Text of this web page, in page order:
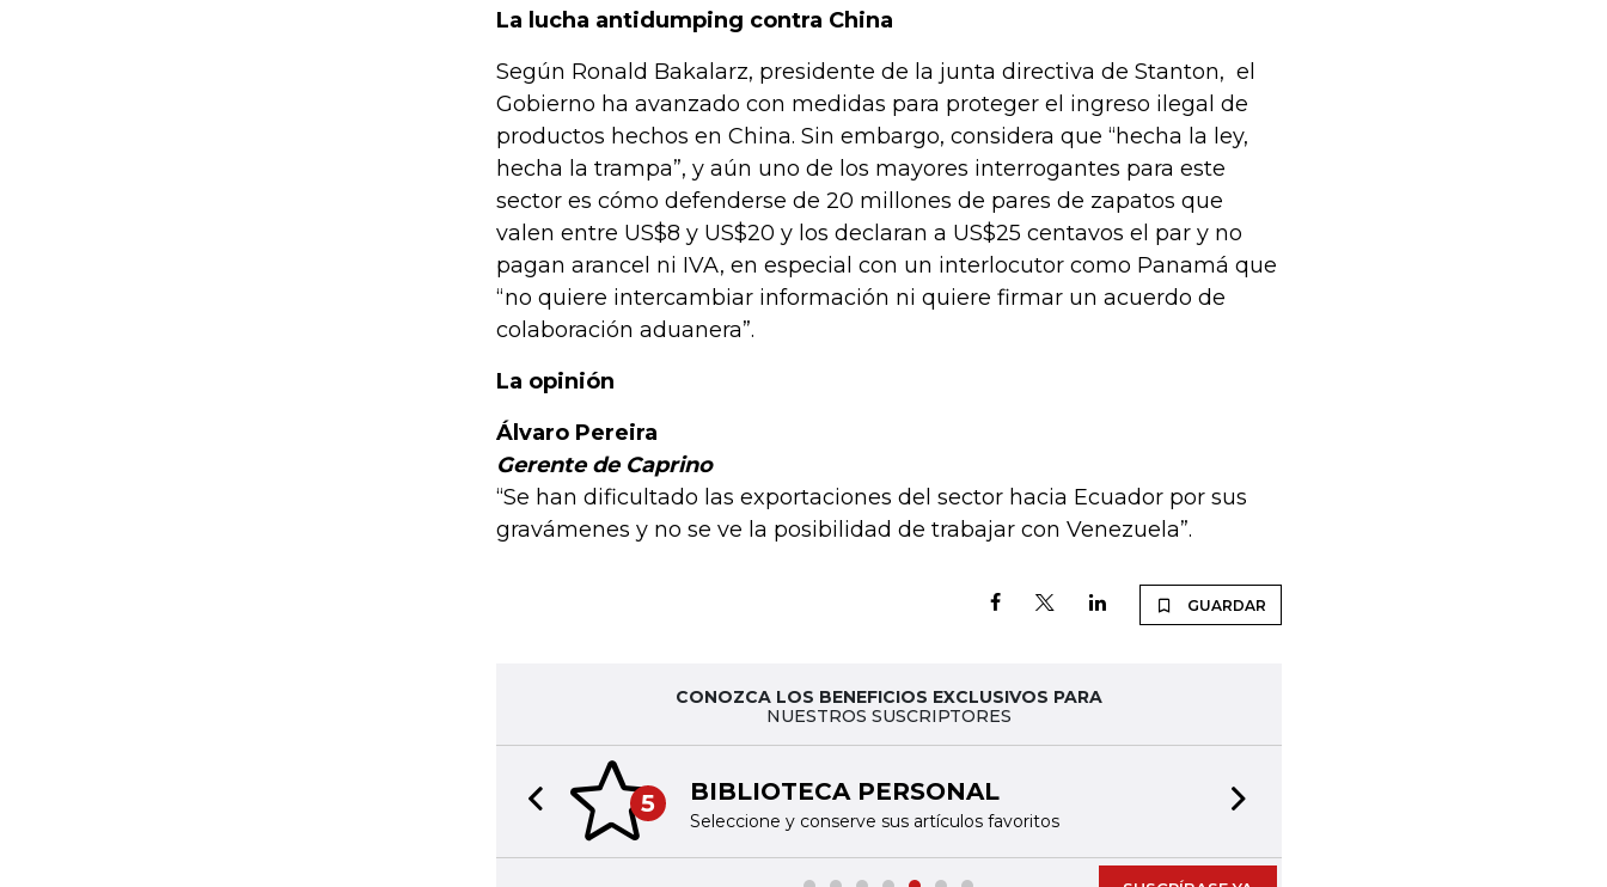
La lucha antidumping contra China
Según Ronald Bakalarz, presidente de la junta directiva de Stanton, el
Gobierno ha avanzado con medidas para proteger el ingreso ilegal de
productos hechos en China. Sin embargo, considera que “hecha la ley,
hecha la trampa”, y aún uno de los mayores interrogantes para este
sector es cómo defenderse de 20 millones de pares de zapatos que
valen entre US$8 y US$20 y los declaran a US$25 centavos el par y no
pagan arancel ni IVA, en especial con un interlocutor como Panamá que
“no quiere intercambiar información ni quiere firmar un acuerdo de
colaboración aduanera”.
La opinión
Álvaro Pereira
Gerente de Caprino
“Se han dificultado las exportaciones del sector hacia Ecuador por sus
gravámenes y no se ve la posibilidad de trabajar con Venezuela”.
GUARDAR
CONOZCA LOS BENEFICIOS EXCLUSIVOS PARA
NUESTROS SUSCRIPTORES
5 BIBLIOTECA PERSONAL
Seleccione y conserve sus artículos favoritos
Previous slide